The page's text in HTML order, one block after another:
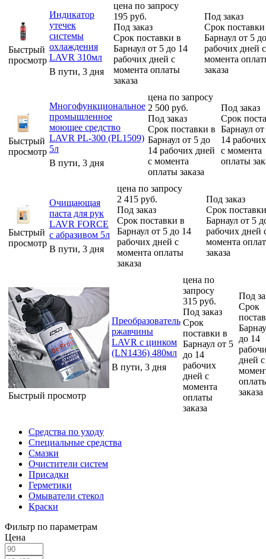
Быстрый
просмотр
Индикатор
утечек
системы
охлаждения
LAVR 310мл
В пути, 3 дня
цена по запросу
195 руб.
Под заказ
Срок поставки в
Барнаул от 5 до 14
рабочих дней с
момента оплаты
заказа
Под заказ
Срок
Барнаул от 5
рабочих дней с
момента
заказа
Быстрый
просмотр
Многофункциональное
промышленное
моющее средство
LAVR PL-300 (PL1509)
5л
В пути, 3 дня
цена по запросу
2 500 руб.
Под заказ
Срок поставки в
Барнаул от 5 до
14 рабочих дней
с момента
оплаты заказа
Под заказ
Срок
Барнаул
14
с момента
оплаты
Быстрый
просмотр
Очищающая
паста для рук
LAVR FORCE
с абразивом 5л
В пути, 3 дня
цена по запросу
2 415 руб.
Под заказ
Срок поставки в
Барнаул от 5 до 14
рабочих дней с
момента оплаты
заказа
Под заказ
Срок
Барнаул от 5
рабочих дней
момента
заказа
Быстрый просмотр
Преобразователь
ржавчины
LAVR с цинком
(LN1436) 480мл
В пути, 3 дня
цена по
запросу
315 руб.
Под заказ
Срок
поставки в
Барнаул от 5
до 14
рабочих
дней с
момента
оплаты
заказа
Под
Срок
до 14
дней с
заказа
Средства по уходу
Специальные средства
Смазки
Очистители систем
Присадки
Герметики
Омыватели стекол
Краски
Фильтр по параметрам
Цена